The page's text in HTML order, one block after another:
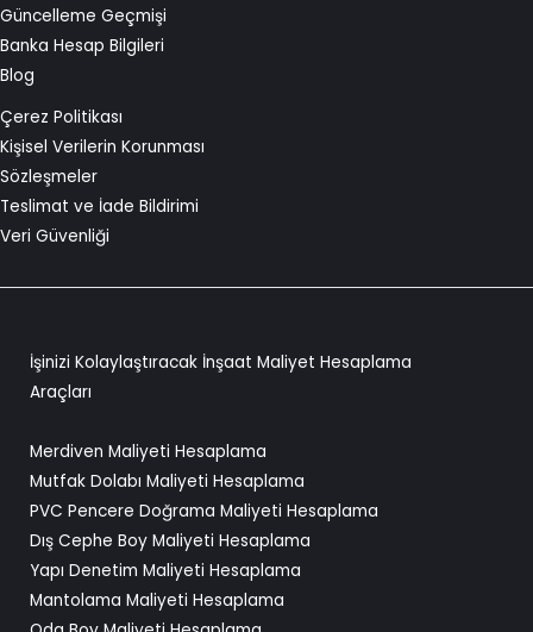
Güncelleme Geçmişi
Banka Hesap Bilgileri
Blog
Çerez Politikası
Kişisel Verilerin Korunması
Sözleşmeler
Teslimat ve İade Bildirimi
Veri Güvenliği
İşinizi Kolaylaştıracak İnşaat Maliyet Hesaplama
Araçları
Merdiven Maliyeti Hesaplama
Mutfak Dolabı Maliyeti Hesaplama
PVC Pencere Doğrama Maliyeti Hesaplama
Dış Cephe Boy Maliyeti Hesaplama
Yapı Denetim Maliyeti Hesaplama
Mantolama Maliyeti Hesaplama